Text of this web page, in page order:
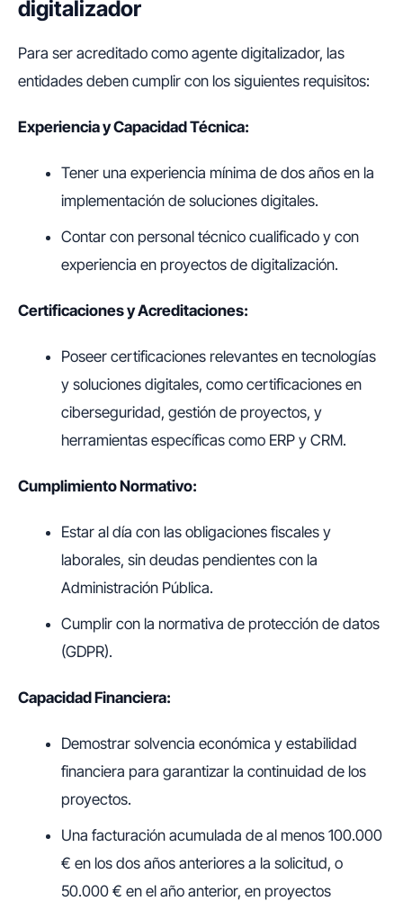
digitalizador
Para ser acreditado como agente digitalizador, las
entidades deben cumplir con los siguientes requisitos:
Experiencia y Capacidad Técnica:
Tener una experiencia mínima de dos años en la
implementación de soluciones digitales.
Contar con personal técnico cualificado y con
experiencia en proyectos de digitalización.
Certificaciones y Acreditaciones:
Poseer certificaciones relevantes en tecnologías
y soluciones digitales, como certificaciones en
ciberseguridad, gestión de proyectos, y
herramientas específicas como ERP y CRM.
Cumplimiento Normativo:
Estar al día con las obligaciones fiscales y
laborales, sin deudas pendientes con la
Administración Pública.
Cumplir con la normativa de protección de datos
(GDPR).
Capacidad Financiera:
Demostrar solvencia económica y estabilidad
financiera para garantizar la continuidad de los
proyectos.
Una facturación acumulada de al menos 100.000
€ en los dos años anteriores a la solicitud, o
50.000 € en el año anterior, en proyectos